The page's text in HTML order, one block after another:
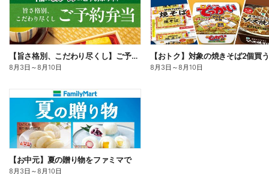
【旨さ格別、こだわり尽くし】ご予約弁当
8月3日 ～8月10日 8月3日 ～8月10日
【お中元】夏の贈り物をファミマで
8月3日 ～8月10日